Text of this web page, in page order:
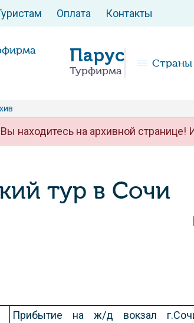
Оплата Контакты
Парус
Турфирма
Страны
Вы находитесь на архивной странице!
тур в Сочи
Прибытие на ж/д вокзал